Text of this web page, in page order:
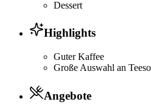
Dessert
Highlights
Guter Kaffee
Große Auswahl an
Angebote